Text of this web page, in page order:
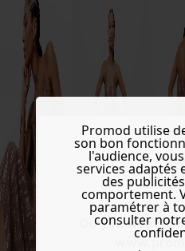
Do you want to
Promod utilise
son bon
l'audience,
services adaptés
des
comportement.
paramétrer à
consulter